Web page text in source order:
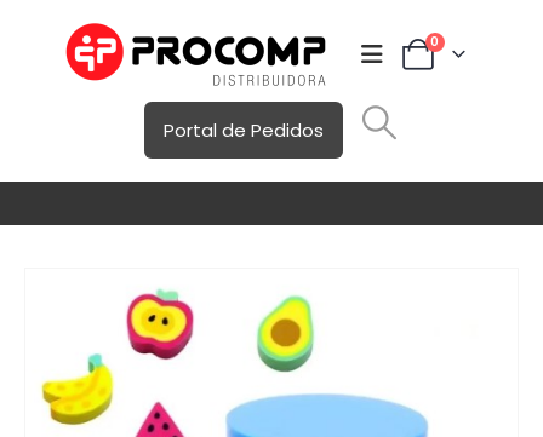
0
Portal de Pedidos